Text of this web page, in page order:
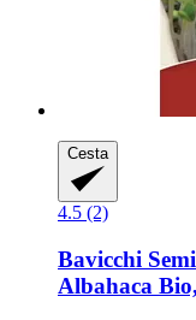
Cesta
4.5 (2)
Bavicchi
Albahaca